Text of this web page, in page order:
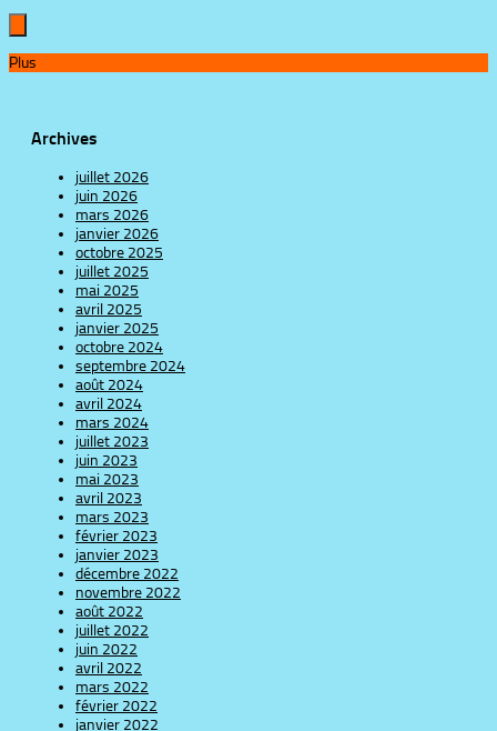
Plus
Archives
juillet 2026
juin 2026
mars 2026
janvier 2026
octobre 2025
juillet 2025
mai 2025
avril 2025
janvier 2025
octobre 2024
septembre 2024
août 2024
avril 2024
mars 2024
juillet 2023
juin 2023
mai 2023
avril 2023
mars 2023
février 2023
janvier 2023
décembre 2022
novembre 2022
août 2022
juillet 2022
juin 2022
avril 2022
mars 2022
février 2022
janvier 2022